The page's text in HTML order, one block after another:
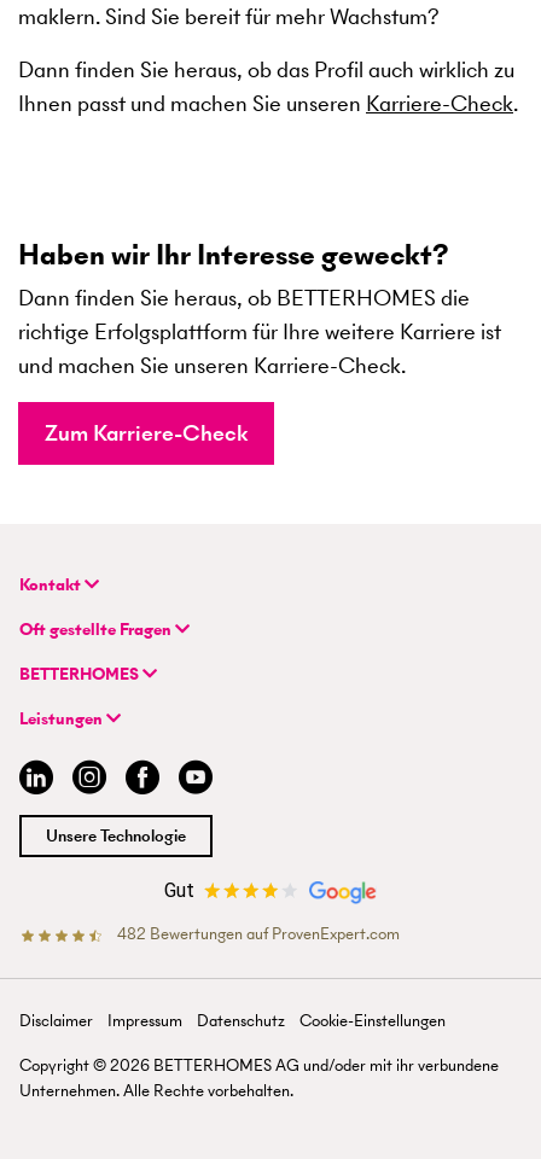
maklern. Sind Sie bereit für mehr Wachstum?
Dann finden Sie heraus, ob das Profil auch wirklich zu
Ihnen passt und machen Sie unseren Karriere-Check.
Haben wir Ihr Interesse geweckt?
Dann finden Sie heraus, ob BETTERHOMES die
richtige Erfolgsplattform für Ihre weitere Karriere ist
und machen Sie unseren Karriere-Check.
Zum Karriere-Check
Kontakt
BETTERHOMES Real GmbH
Hauptsitz
Wienerbergstraße 7 / D 2.OG
info@betterhomes.at
Oft gestellte Fragen
FAQ | Immobilie verkaufen/vermieten
FAQ | Einstieg für Maklerprofis
BETTERHOMES
Unternehmen
Hybrides Maklermodell
BETTERHOMES-Erfahrungen
Management
Jobs
Standorte
Presse
Leistungen
Immobilie suchen
Immobilie verkaufen/vermieten
Immobilien-Ratgeber
Immobilienmakler/-in werden
Unsere Technologie
Gut
482 Bewertungen auf ProvenExpert.com
Disclaimer Impressum Datenschutz
Cookie-Einstellungen
Copyright ©2026 BETTERHOMES AG und/oder mit ihr verbun­dene
Unter­nehmen. Alle Rechte vor­behalten.